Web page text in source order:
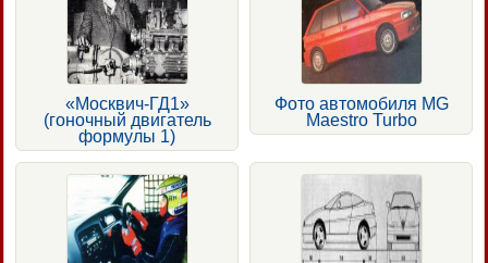
«Москвич-ГД1»
(гоночный двигатель
формулы 1)
Фото автомобиля MG
Maestro Turbo